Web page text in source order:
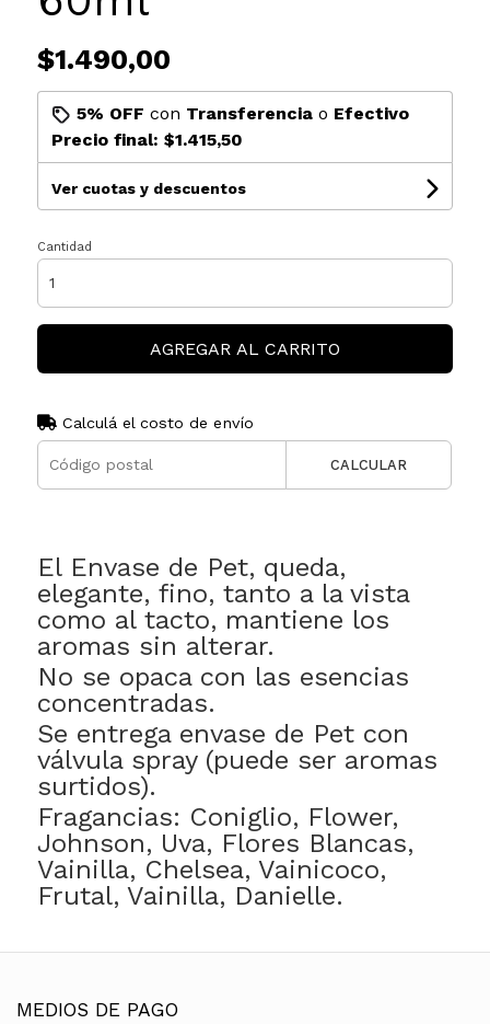
$1.490,00
5% OFF con Transferenciao Efectivo
Precio final: $1.415,50
Ver cuotas y descuentos
Cantidad
AGREGAR AL CARRITO
Calculá el costo de envío
CALCULAR
El Envase de Pet, queda,
elegante, fino, tanto a la vista
como al tacto, mantiene los
aromas sin alterar.
No se opaca con las esencias
concentradas.
Se entrega envase de Pet con
válvula spray (puede ser aromas
surtidos).
Fragancias: Coniglio, Flower,
Johnson, Uva, Flores Blancas,
Vainilla, Chelsea, Vainicoco,
Frutal, Vainilla, Danielle.
MEDIOS DE PAGO